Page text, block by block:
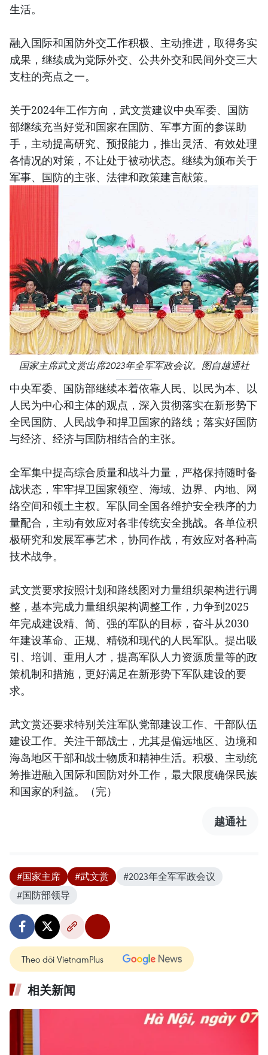
生活。
融入国际和国防外交工作积极、主动推进，取得务实
成果，继续成为党际外交、公共外交和民间外交三大
支柱的亮点之一。
关于2024年工作方向，武文赏建议中央军委、国防
部继续充当好党和国家在国防、军事方面的参谋助
手，主动提高研究、预报能力，推出灵活、有效处理
各情况的对策，不让处于被动状态。继续为颁布关于
军事、国防的主张、法律和政策建言献策。
国家主席武文赏出席2023年全军军政会议。图自越通社
中央军委、国防部继续本着依靠人民、以民为本、以
人民为中心和主体的观点，深入贯彻落实在新形势下
全民国防、人民战争和捍卫国家的路线；落实好国防
与经济、经济与国防相结合的主张。
全军集中提高综合质量和战斗力量，严格保持随时备
战状态，牢牢捍卫国家领空、海域、边界、内地、网
络空间和领土主权。军队同全国各维护安全秩序的力
量配合，主动有效应对各非传统安全挑战。各单位积
极研究和发展军事艺术，协同作战，有效应对各种高
技术战争。
武文赏要求按照计划和路线图对力量组织架构进行调
整，基本完成力量组织架构调整工作，力争到2025
年完成建设精、简、强的军队的目标，奋斗从2030
年建设革命、正规、精锐和现代的人民军队。提出吸
引、培训、重用人才，提高军队人力资源质量等的政
策机制和措施，更好满足在新形势下军队建设的要
求。
武文赏还要求特别关注军队党部建设工作、干部队伍
建设工作。关注干部战士，尤其是偏远地区、边境和
海岛地区干部和战士物质和精神生活。积极、主动统
筹推进融入国际和国防对外工作，最大限度确保民族
和国家的利益。（完）
越通社
#国家主席 #武文赏
#2023年全军军政会议
#国防部领导
Theo dõi VietnamPlus
相关新闻